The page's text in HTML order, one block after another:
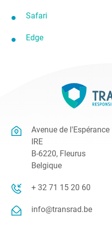
Safari
Edge
Avenue de
IRE
B-6220, Fleurus
Belgique
+ 32 71 15 20 60
info@transrad.be